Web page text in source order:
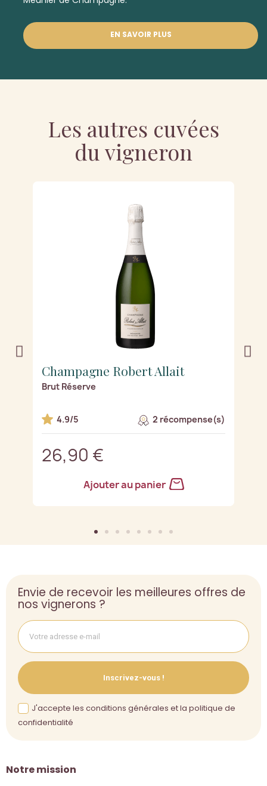
EN SAVOIR PLUS
Les autres cuvées
du vigneron
Champagne Robert Allait
Brut Réserve
4.9/5 2 récompense(s)
26,90 €
Ajouter au panier
Notre mission
Envie de recevoir les meilleures offres de
nos vignerons ?
Inscrivez-vous !
J'accepte les conditions générales et la politique de
confidentialité